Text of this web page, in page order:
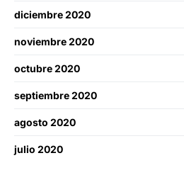
diciembre 2020
noviembre 2020
octubre 2020
septiembre 2020
agosto 2020
julio 2020